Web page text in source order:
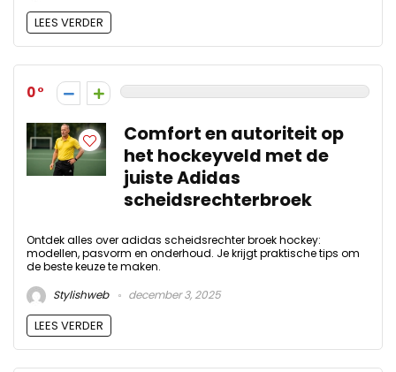
LEES VERDER
0
Comfort en autoriteit op
het hockeyveld met de
juiste Adidas
scheidsrechterbroek
Ontdek alles over adidas scheidsrechter broek hockey:
modellen, pasvorm en onderhoud. Je krijgt praktische tips om
de beste keuze te maken.
Stylishweb
december 3, 2025
LEES VERDER